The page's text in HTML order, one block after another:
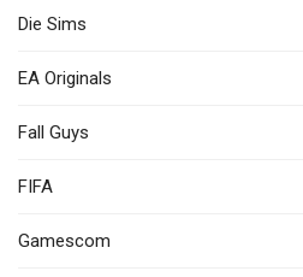
Die Sims
EA Originals
Fall Guys
FIFA
Gamescom